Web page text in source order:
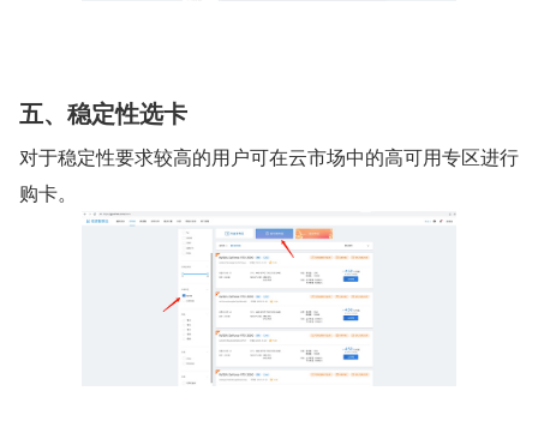
五、稳定性选卡
对于稳定性要求较高的用户可在云市场中的高可用专区进行
购卡。